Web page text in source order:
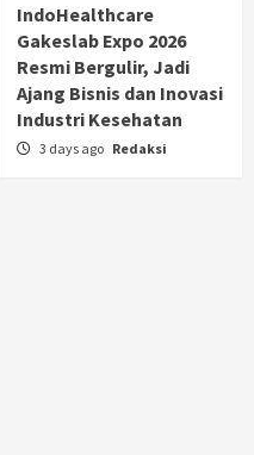
IndoHealthcare
Gakeslab Expo 2026
Resmi Bergulir, Jadi
Ajang Bisnis dan Inovasi
Industri Kesehatan
3 days ago Redaksi